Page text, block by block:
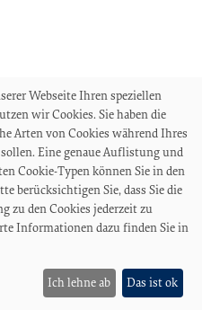
Webseite Ihren speziellen
wir Cookies. Sie haben die
Arten von Cookies während Ihres
Eine genaue Auflistung und
Cookie-Typen können Sie in den
berücksichtigen Sie, dass Sie die
zu den Cookies jederzeit zu
Informationen dazu finden Sie in
Ich lehne ab Das ist ok